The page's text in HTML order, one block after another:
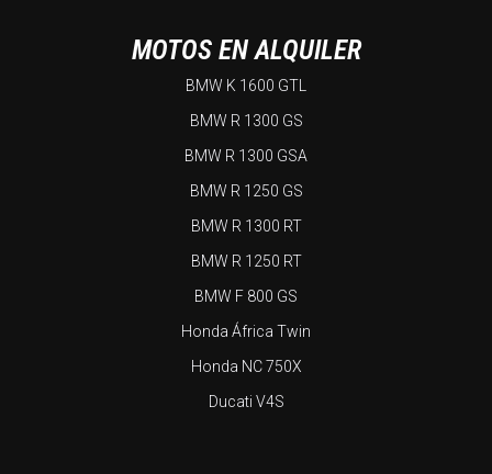
MOTOS EN ALQUILER
BMW K 1600 GTL
BMW R 1300 GS
BMW R 1300 GSA
BMW R 1250 GS
BMW R 1300 RT
BMW R 1250 RT
BMW F 800 GS
Honda África Twin
Honda NC 750X
Ducati V4S